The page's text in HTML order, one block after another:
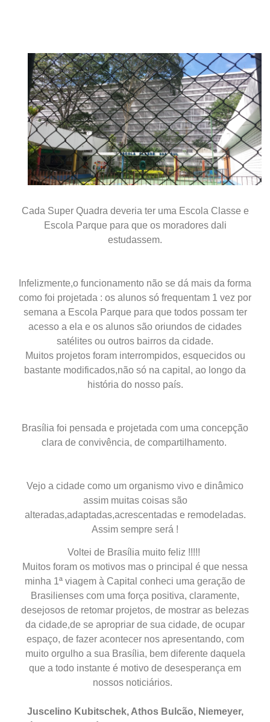
Cada Super Quadra deveria ter uma Escola Classe e
Escola Parque para que os moradores dali
estudassem.
Infelizmente,o funcionamento não se dá mais da forma
como foi projetada : os alunos só frequentam 1 vez por
semana a Escola Parque para que todos possam ter
acesso a ela e os alunos são oriundos de cidades
satélites ou outros bairros da cidade.
Muitos projetos foram interrompidos, esquecidos ou
bastante modificados,não só na capital, ao longo da
história do nosso país.
Brasília foi pensada e projetada com uma concepção
clara de convivência, de compartilhamento.
Vejo a cidade como um organismo vivo e dinâmico
assim muitas coisas são
alteradas,adaptadas,acrescentadas e remodeladas.
Assim sempre será !
Voltei de Brasília muito feliz !!!!!
Muitos foram os motivos mas o principal é que nessa
minha 1ª viagem à Capital conheci uma geração de
Brasilienses com uma força positiva, claramente,
desejosos de retomar projetos, de mostrar as belezas
da cidade,de se apropriar de sua cidade, de ocupar
espaço, de fazer acontecer nos apresentando, com
muito orgulho a sua Brasília, bem diferente daquela
que a todo instante é motivo de desesperança em
nossos noticiários.
Juscelino Kubitschek, Athos Bulcão, Niemeyer,